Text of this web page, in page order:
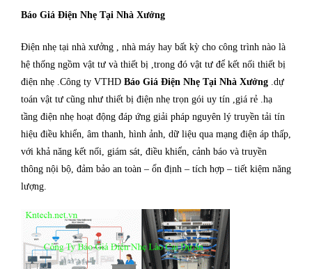
Báo Giá Điện Nhẹ Tại Nhà Xưởng
Điện nhẹ tại nhà xưởng , nhà máy hay bất kỳ cho công trình nào là
hệ thống ngồm vật tư và thiết bị ,trong đó vật tư để kết nối thiết bị
điện nhẹ .Công ty VTHD Báo Giá Điện Nhẹ Tại Nhà Xưởng .dự
toán vật tư cũng như thiết bị điện nhẹ trọn gói uy tín ,giá rẻ .hạ
tầng điện nhẹ hoạt động đáp ứng giải pháp nguyên lý truyền tải tín
hiệu điều khiển, âm thanh, hình ảnh, dữ liệu qua mạng điện áp thấp,
với khả năng kết nối, giám sát, điều khiển, cảnh báo và truyền
thông nội bộ, đảm bảo an toàn – ổn định – tích hợp – tiết kiệm năng
lượng.